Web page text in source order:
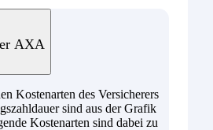
AXA
Kostenarten des Versicherers
sind aus der Grafik
Kostenarten sind dabei zu